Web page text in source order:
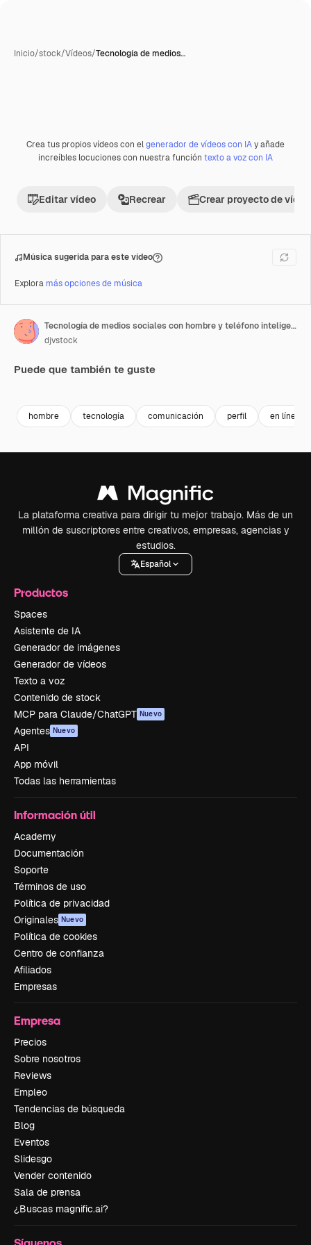
Inicio/stock/Vídeos/Tecnología de medios…
Premium
Crea tus propios vídeos con elgenerador de vídeos con IAy añade
increíbles locuciones con nuestra función texto a voz con IA
Editar vídeo Recrear Crear proyecto de vídeo
Música sugerida para este vídeo
Explora más opciones de música
Tecnología de medios sociales con hombre y teléfono inteligente
djvstock
Puede que también te guste
hombre tecnología comunicación perfil en línea
La plataforma creativa para dirigir tu mejor trabajo. Más de un
millón de suscriptores entre creativos, empresas, agencias y
estudios.
Español
Productos
Spaces
Asistente de IA
Generador de imágenes
Generador de vídeos
Texto a voz
Contenido de stock
MCP para Claude/ChatGPT Nuevo
Agentes Nuevo
API
App móvil
Todas las herramientas
Información útil
Academy
Documentación
Soporte
Términos de uso
Política de privacidad
Originales Nuevo
Política de cookies
Centro de confianza
Afiliados
Empresas
Empresa
Precios
Sobre nosotros
Reviews
Empleo
Tendencias de búsqueda
Blog
Eventos
Slidesgo
Vender contenido
Sala de prensa
¿Buscas magnific.ai?